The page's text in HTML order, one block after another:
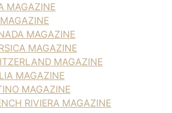
MAGAZINE
MAGAZINE
MAGAZINE
MAGAZINE
MAGAZINE
MAGAZINE
RIVIERA MAGAZINE